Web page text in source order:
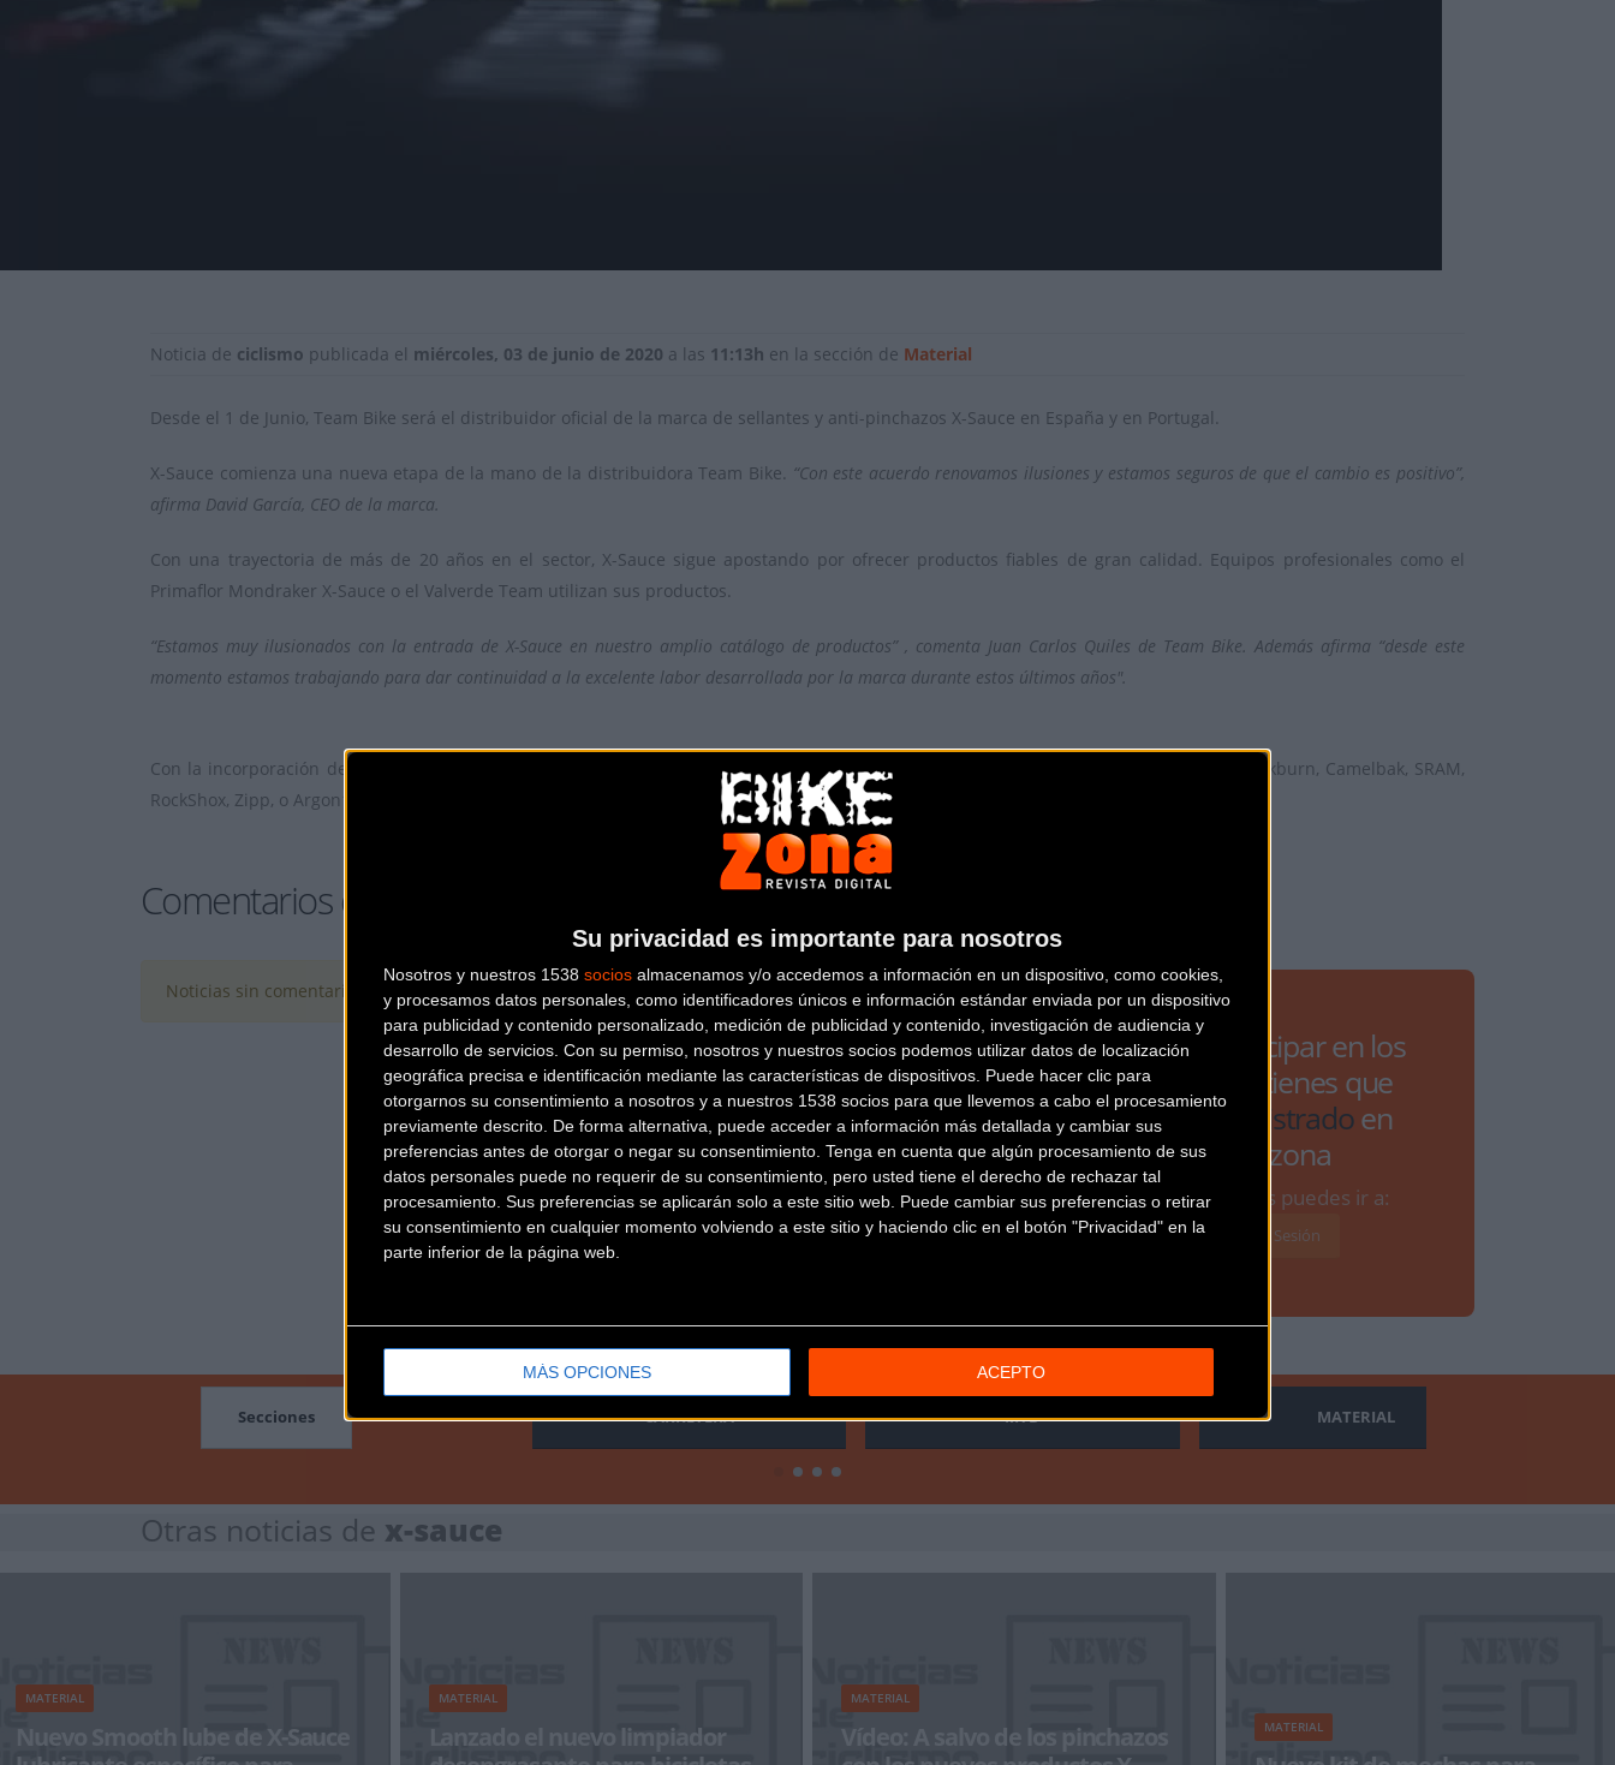
Su privacidad es importante para nosotros
Nosotros y nuestros 1538 socios almacenamos y/o accedemos a información en un dispositivo, como cookies,
y procesamos datos personales, como identificadores únicos e información estándar enviada por un dispositivo
para publicidad y contenido personalizado, medición de publicidad y contenido, investigación de audiencia y
desarrollo de servicios. Con su permiso, nosotros y nuestros socios podemos utilizar datos de localización
geográfica precisa e identificación mediante las características de dispositivos. Puede hacer clic para
otorgarnos su consentimiento a nosotros y a nuestros 1538 socios para que llevemos a cabo el procesamiento
previamente descrito. De forma alternativa, puede acceder a información más detallada y cambiar sus
preferencias antes de otorgar o negar su consentimiento. Tenga en cuenta que algún procesamiento de sus
datos personales puede no requerir de su consentimiento, pero usted tiene el derecho de rechazar tal
procesamiento. Sus preferencias se aplicarán solo a este sitio web. Puede cambiar sus preferencias o retirar
su consentimiento en cualquier momento volviendo a este sitio y haciendo clic en el botón "Privacidad" en la
parte inferior de la página web.
MÁS OPCIONES ACEPTO
Noticia de ciclismo publicada el miércoles, 03 de junio de 2020 a las 11:13h en la sección de Material
Desde el 1 de Junio, Team Bike será el distribuidor oficial de la marca de sellantes y anti-pinchazos X-Sauce en España y en Portugal.
X-Sauce comienza una nueva etapa de la mano de la distribuidora Team Bike. “Con este acuerdo renovamos ilusiones y estamos seguros de que el cambio es positivo”,
afirma David García, CEO de la marca.
Con una trayectoria de más de 20 años en el sector, X-Sauce sigue apostando por ofrecer productos fiables de gran calidad. Equipos profesionales como el
Primaflor Mondraker X-Sauce o el Valverde Team utilizan sus productos.
“Estamos muy ilusionados con la entrada de X-Sauce en nuestro amplio catálogo de productos” , comenta Juan Carlos Quiles de Team Bike. Además afirma “desde este
momento estamos trabajando para dar continuidad a la excelente labor desarrollada por la marca durante estos últimos años".
Con la incorporación de X-Sauce, Team Bike amplia su catálogo donde se encuentran, entre otras, marcas como Maxxis, Giro , Bell, Blackburn, Camelbak, SRAM,
RockShox, Zipp, o Argon18.
Comentarios de la Noticia
Noticias sin comentarios. ¡Ya puedes escribir el tuyo!
Para participar en los
debates tienes que
estarregistradoen
Bikezona
Si ya lo estás puedes ir a:
Iniciar Sesión
Secciones CARRETERA MTB MATERIAL
Otras noticias de x-sauce
MATERIAL
Nuevo Smooth lube de X-Sauce
MATERIAL
Lanzado el nuevo limpiador
MATERIAL
Vídeo: A salvo de los pinchazos
MATERIAL